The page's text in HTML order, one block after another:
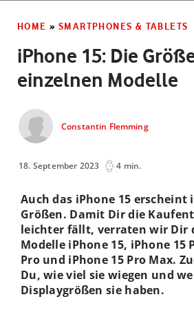
HOME » SMARTPHONES & TABLETS
iPhone 15: Die
einzelnen Modelle
Constantin Flemming
18. September 2023 4 min.
Auch das iPhone 15 erscheint
Größen. Damit Dir die
leichter fällt, verraten wir Dir
Modelle iPhone 15, iPhone 15
Pro und iPhone 15 Pro Max.
Du, wie viel sie wiegen und
Displaygrößen sie haben.